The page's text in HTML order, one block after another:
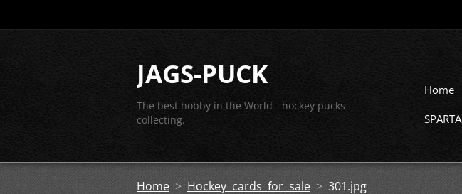
JAGS-PUCK
The best hobby in the World - hockey pucks
collecting.
Home
Home > Hockey cards for sale >301.jpg